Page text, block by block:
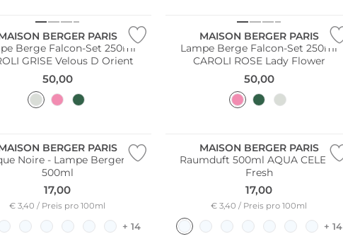
BERGER PARIS
Berge Falcon-Set 250ml
GRISE Velous D Orient
50,00
MAISON BERGER PARIS
Lampe Berge Falcon-Set 250ml
CAROLI ROSE Lady Flower
50,00
BERGER PARIS
Noire - Lampe Berger Duft
500ml
17,00
€ 3,40 / Preis pro 100ml
+ 14
MAISON BERGER PARIS
Raumduft 500ml AQUA CELEST
Fresh
17,00
€ 3,40 / Preis pro 100ml
+ 14